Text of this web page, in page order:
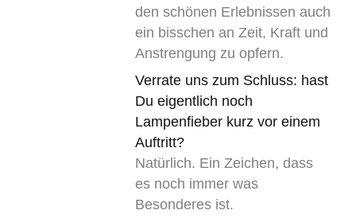
den schönen Erlebnissen auch
ein bisschen an Zeit, Kraft und
Anstrengung zu opfern.
Verrate uns zum Schluss: hast
Du eigentlich noch
Lampenfieber kurz vor einem
Auftritt?
Natürlich. Ein Zeichen, dass
es noch immer was
Besonderes ist.